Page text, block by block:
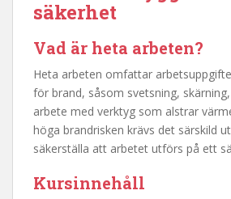
säkerhet
Vad är heta arbeten?
Heta arbeten omfattar
för brand, såsom svetsning,
arbete med verktyg som alstrar
höga brandrisken krävs det särskild
säkerställa att arbetet utförs på ett
Kursinnehåll